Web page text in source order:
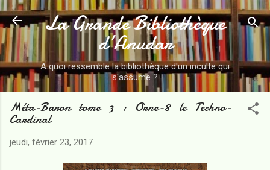
Accéder au contenu principal
La Grande Bibliothèque
d’Anudar
A quoi ressemble la bibliothèque d'un inculte qui
s'assume ?
Méta-Baron tome 3 : Orne-8 le Techno-
Cardinal
jeudi, février 23, 2017